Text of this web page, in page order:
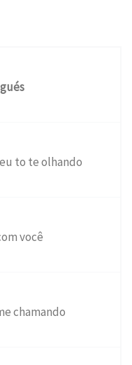
to te olhando
você
chamando